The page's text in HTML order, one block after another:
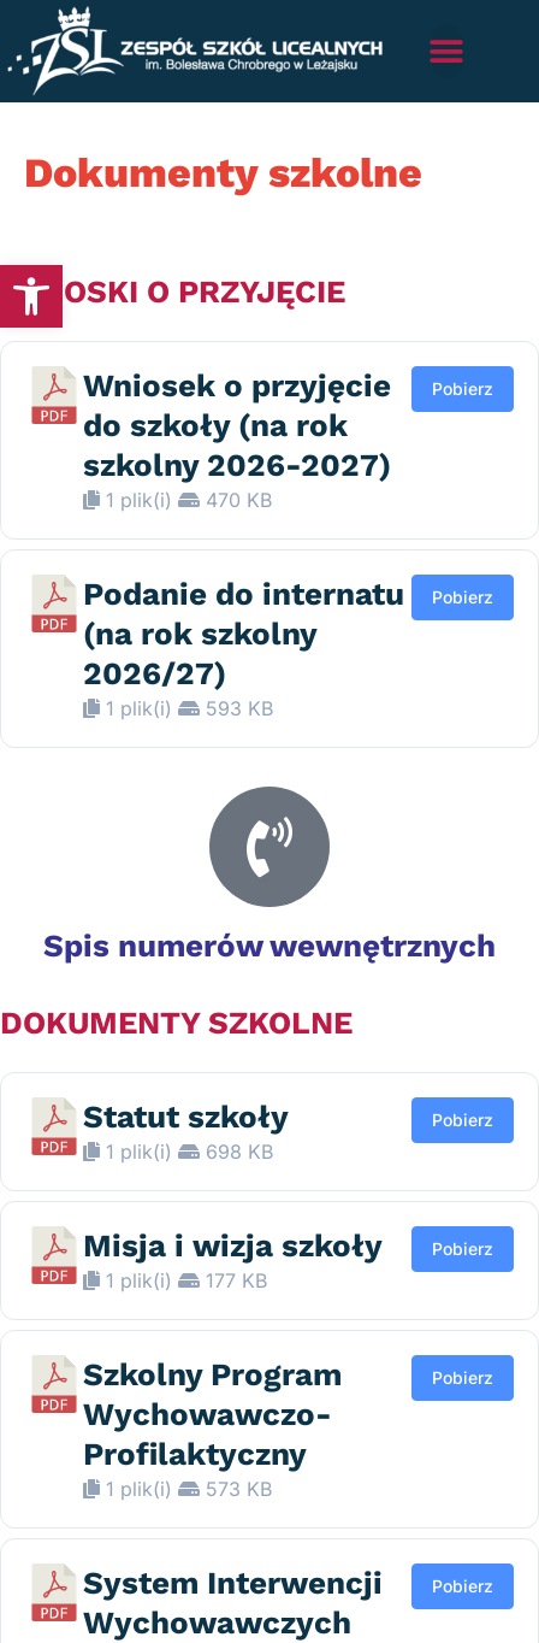
Otwórz pasek narzędzi
Dokumenty szkolne
WNIOSKI O PRZYJĘCIE
Wniosek o przyjęcie
do szkoły (na rok
szkolny 2026-2027)
1 plik(i) 470 KB
Pobierz
Podanie do internatu
(na rok szkolny
2026/27)
1 plik(i) 593 KB
Pobierz
Spis numerów wewnętrznych
DOKUMENTY SZKOLNE
Statut szkoły
1 plik(i) 698 KB
Pobierz
Misja i wizja szkoły
1 plik(i) 177 KB
Pobierz
Szkolny Program
Wychowawczo-
Profilaktyczny
1 plik(i) 573 KB
Pobierz
System Interwencji
Wychowawczych
Pobierz